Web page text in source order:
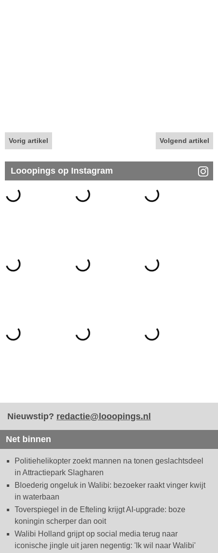
Vorig artikel Volgend artikel
Looopings op Instagram
Nieuwstip? redactie@looopings.nl
Net binnen
Politiehelikopter zoekt mannen na tonen geslachtsdeel
in Attractiepark Slagharen
Bloederig ongeluk in Walibi: bezoeker raakt vinger kwijt
in waterbaan
Toverspiegel in de Efteling krijgt AI-upgrade: boze
koningin scherper dan ooit
Walibi Holland grijpt op social media terug naar
iconische jingle uit jaren negentig: 'Ik wil naar Walibi'